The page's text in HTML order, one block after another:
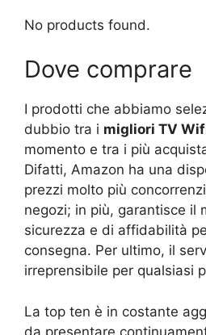
No products found.
Dove comprare
I prodotti che abbiamo
dubbio tra i migliori TV
momento e tra i più
Difatti, Amazon ha una
prezzi molto più
negozi; in più, garantisce il
sicurezza e di affidabilità
consegna. Per ultimo, il
irreprensibile per qualsiasi
La top ten è in costante
da presentare